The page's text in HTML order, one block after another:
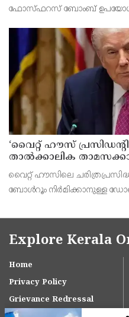
ഫോസ്ഫറസ് ബോംബ്
മേഖലയെയാണ് ആക്രമണം
പറയുന്നു. ആക്രമണത്
‘വൈറ്റ് ഹൗസ്
താൽക്കാലിക
പൊളിച്ചുമാറ്റി ബോൾറൂം
നീക്കങ്ങൾക്ക്
വൈറ്റ് ഹൗസിലെ
ബോൾറൂം നിർമിക്കാനുള്ള
നവീകരണ
Explore Kerala
Home
Privacy Policy
Grievance Redressal